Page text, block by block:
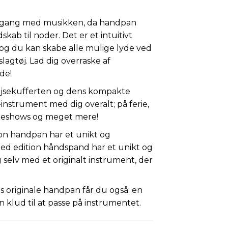
med musikken, da handpan
til noder. Det er et intuitivt
du kan skabe alle mulige lyde ved
Lad dig overraske af
og dens kompakte
med dig overalt; på ferie,
og meget mere!
handpan har et unikt og
edition håndspand har et unikt og
med et originalt instrument, der
originale handpan får du også: en
klud til at passe på instrumentet.